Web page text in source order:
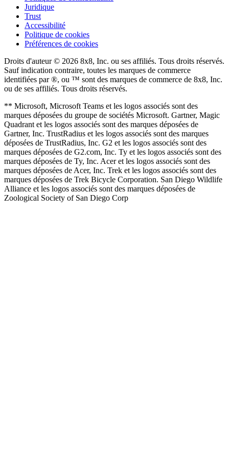
Juridique
Trust
Accessibilité
Politique de cookies
Préférences de cookies
Droits d'auteur © 2026 8x8, Inc. ou ses affiliés. Tous droits réservés.
Sauf indication contraire, toutes les marques de commerce
identifiées par ®, ou ™ sont des marques de commerce de 8x8, Inc.
ou de ses affiliés. Tous droits réservés.
** Microsoft, Microsoft Teams et les logos associés sont des
marques déposées du groupe de sociétés Microsoft. Gartner, Magic
Quadrant et les logos associés sont des marques déposées de
Gartner, Inc. TrustRadius et les logos associés sont des marques
déposées de TrustRadius, Inc. G2 et les logos associés sont des
marques déposées de G2.com, Inc. Ty et les logos associés sont des
marques déposées de Ty, Inc. Acer et les logos associés sont des
marques déposées de Acer, Inc. Trek et les logos associés sont des
marques déposées de Trek Bicycle Corporation. San Diego Wildlife
Alliance et les logos associés sont des marques déposées de
Zoological Society of San Diego Corp